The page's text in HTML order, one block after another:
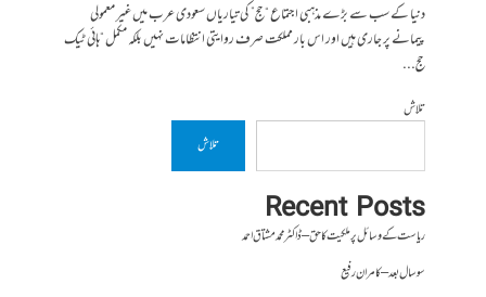
دنیا کے سب سے بڑے مذہبی اجتماع “حج” کی تیاریاں سعودی عرب میں غیر معمولی
پیمانے پر جاری ہیں اور اس بار مملکت صرف روایتی انتظامات نہیں بلکہ مکمل “ہائی ٹیک
حج...
تلاش
تلاش
Recent Posts
ریاست کے وسائل پر ملکیت کا حق – ڈاکٹر محمد مشتاق احمد
سو سال بعد – کامران رفیع